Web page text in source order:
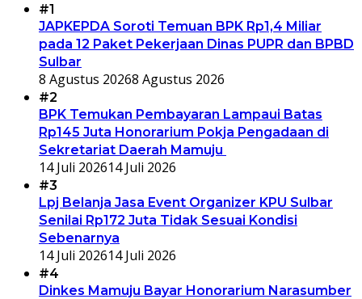
#1
JAPKEPDA Soroti Temuan BPK Rp1,4 Miliar
pada 12 Paket Pekerjaan Dinas PUPR dan BPBD
Sulbar
8 Agustus 20268 Agustus 2026
#2
BPK Temukan Pembayaran Lampaui Batas
Rp145 Juta Honorarium Pokja Pengadaan di
Sekretariat Daerah Mamuju
14 Juli 202614 Juli 2026
#3
Lpj Belanja Jasa Event Organizer KPU Sulbar
Senilai Rp172 Juta Tidak Sesuai Kondisi
Sebenarnya
14 Juli 202614 Juli 2026
#4
Dinkes Mamuju Bayar Honorarium Narasumber